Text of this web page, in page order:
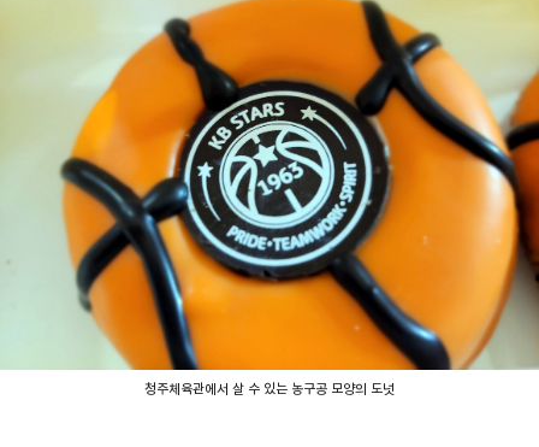
청주체육관에서 살 수 있는 농구공 모양의 도넛